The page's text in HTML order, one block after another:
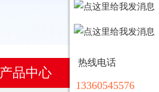
热线电话
13360545576
产品中心